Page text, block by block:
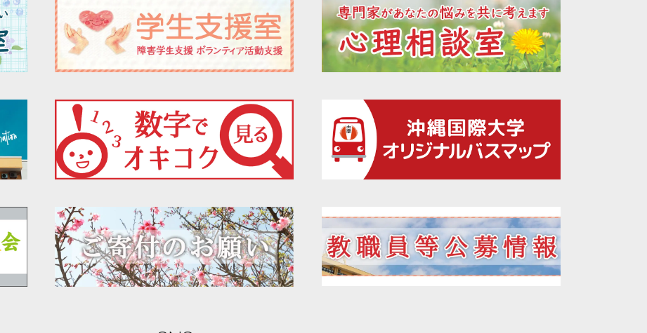
2022年01月
2021年12月
2021年11月
2021年09月
2021年08月
2021年07月
2021年02月
2021年01月
2020年12月